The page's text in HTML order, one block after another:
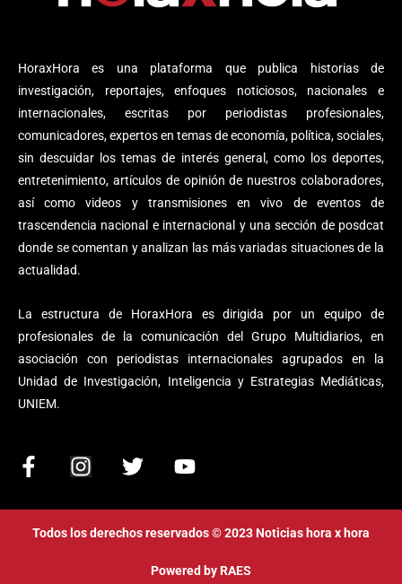
HoraxHora es una plataforma que publica historias de
investigación, reportajes, enfoques noticiosos, nacionales e
internacionales, escritas por periodistas profesionales,
comunicadores, expertos en temas de economía, política, sociales,
sin descuidar los temas de interés general, como los deportes,
entretenimiento, artículos de opinión de nuestros colaboradores,
así como videos y transmisiones en vivo de eventos de
trascendencia nacional e internacional y una sección de posdcat
donde se comentan y analizan las más variadas situaciones de la
actualidad.
La estructura de HoraxHora es dirigida por un equipo de
profesionales de la comunicación del Grupo Multidiarios, en
asociación con periodistas internacionales agrupados en la
Unidad de Investigación, Inteligencia y Estrategias Mediáticas,
UNIEM.
F
c
e
I
s
t
T
i
t
Y
u
t
b
Todos los derechos reservados © 2023 Noticias hora x hora
Powered byRAES